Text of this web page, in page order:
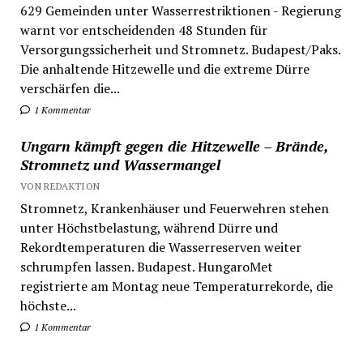
629 Gemeinden unter Wasserrestriktionen - Regierung
warnt vor entscheidenden 48 Stunden für
Versorgungssicherheit und Stromnetz. Budapest/Paks.
Die anhaltende Hitzewelle und die extreme Dürre
verschärfen die...
1 Kommentar
Ungarn kämpft gegen die Hitzewelle – Brände,
Stromnetz und Wassermangel
VON REDAKTION
Stromnetz, Krankenhäuser und Feuerwehren stehen
unter Höchstbelastung, während Dürre und
Rekordtemperaturen die Wasserreserven weiter
schrumpfen lassen. Budapest. HungaroMet
registrierte am Montag neue Temperaturrekorde, die
höchste...
1 Kommentar